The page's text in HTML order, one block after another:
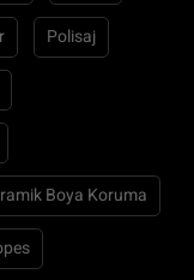
Polisaj
Boya Koruma